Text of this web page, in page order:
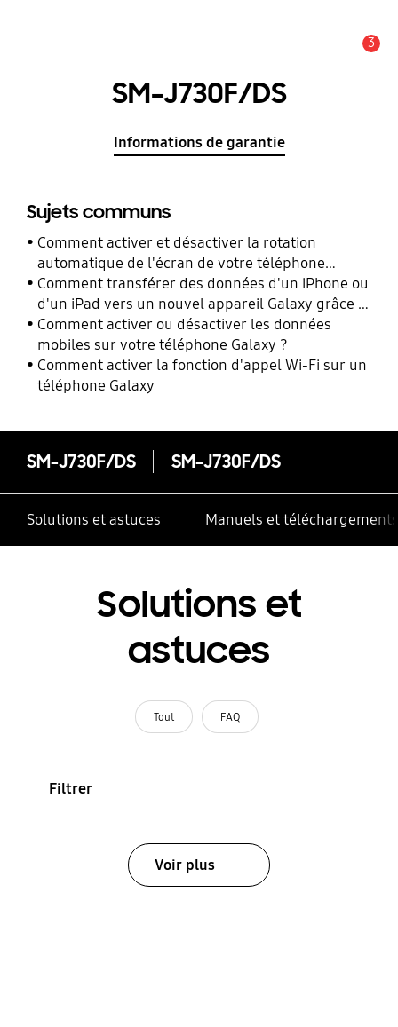
3
SM-J730F/DS
Informations de garantie
Sujets communs
Comment activer et désactiver la rotation
automatique de l'écran de votre téléphone
Galaxy ?
Comment transférer des données d'un iPhone ou
d'un iPad vers un nouvel appareil Galaxy grâce à
Smart Switch ?
Comment activer ou désactiver les données
mobiles sur votre téléphone Galaxy ?
Comment activer la fonction d'appel Wi-Fi sur un
téléphone Galaxy
SM-J730F/DS SM-J730F/DS
Solutions et astuces Manuels et téléchargements
Solutions et
astuces
Tout FAQ
Filtrer
Voir plus